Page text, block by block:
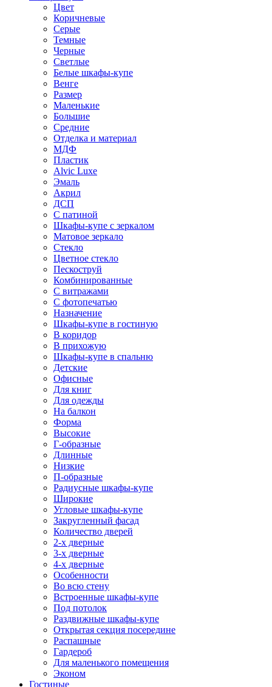
Цвет
Коричневые
Серые
Темные
Черные
Светлые
Белые шкафы-купе
Венге
Размер
Маленькие
Большие
Средние
Отделка и материал
МДФ
Пластик
Alvic Luxe
Эмаль
Акрил
ДСП
С патиной
Шкафы-купе с зеркалом
Матовое зеркало
Стекло
Цветное стекло
Пескоструй
Комбинированные
С витражами
С фотопечатью
Назначение
Шкафы-купе в гостиную
В коридор
В прихожую
Шкафы-купе в спальню
Детские
Офисные
Для книг
Для одежды
На балкон
Форма
Высокие
Г-образные
Длинные
Низкие
П-образные
Радиусные шкафы-купе
Широкие
Угловые шкафы-купе
Закругленный фасад
Количество дверей
2-х дверные
3-х дверные
4-х дверные
Особенности
Во всю стену
Встроенные шкафы-купе
Под потолок
Раздвижные шкафы-купе
Открытая секция посередине
Распашные
Гардероб
Для маленького помещения
Эконом
Гостиные